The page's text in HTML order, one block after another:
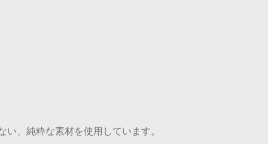
、純粋な素材を使用しています。